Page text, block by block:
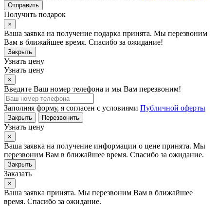
Отправить
Получить подарок
×
Ваша заявка на получение подарка принята. Мы перезвоним
Вам в ближайшее время. Спасибо за ожидание!
Закрыть
Узнать цену
Узнать цену
×
Введите Ваш номер телефона и мы Вам перезвоним!
Заполняя форму, я согласен с условиями Публичной оферты
Закрыть Перезвонить
Узнать цену
×
Ваша заявка на получение информации о цене принята. Мы
перезвоним Вам в ближайшее время. Спасибо за ожидание.
Закрыть
Заказать
×
Ваша заявка принята. Мы перезвоним Вам в ближайшее
время. Спасибо за ожидание.